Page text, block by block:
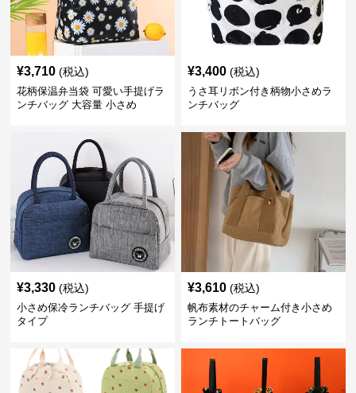
¥3,710 (税込)
花柄保温弁当袋 可愛い手提げラ
ンチバッグ 大容量 小さめ
¥3,400 (税込)
うさ耳リボン付き柄物小さめラ
ンチバッグ
¥3,330 (税込)
小さめ保冷ランチバッグ 手提げ
タイプ
¥3,610 (税込)
帆布素材のチャーム付き小さめ
ランチトートバッグ